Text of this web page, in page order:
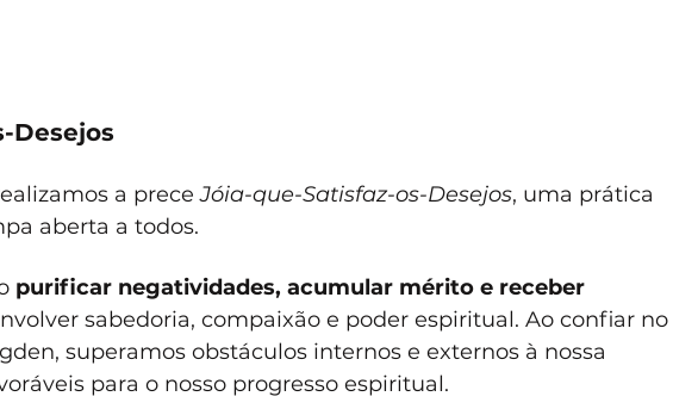
Desejos
a prece Jóia-que-Satisfaz-os-Desejos, uma prática
aberta a todos.
purificar negatividades, acumular mérito e receber
sabedoria, compaixão e poder espiritual. Ao confiar no
superamos obstáculos internos e externos à nossa
para o nosso progresso espiritual.